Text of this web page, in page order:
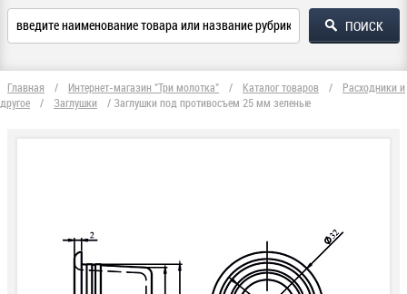
Главная / Интернет-магазин "Три молотка" / Каталог товаров /
Расходники и
другое
/ Заглушки / Заглушки под противосъем 25 мм зеленые